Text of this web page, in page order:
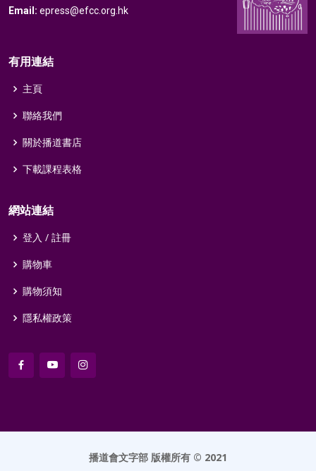
Email: epress@efcc.org.hk
有用連結
主頁
聯絡我們
關於播道書店
下載課程表格
網站連結
登入 / 註冊
購物車
購物須知
隱私權政策
播道會文字部 版權所有 © 2021